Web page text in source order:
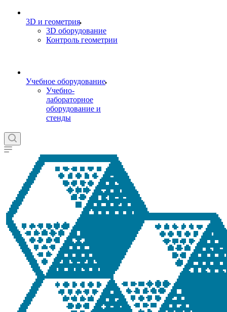
3D и геометрия
3D оборудование
Контроль геометрии
Учебное оборудование
Учебно-
лабораторное
оборудование и
стенды